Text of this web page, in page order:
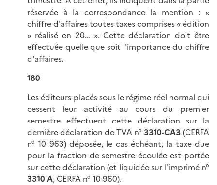
réservée à la correspondance la mention : «
chiffre d'affaires toutes taxes comprises « édition
» réalisé en 20... ». Cette déclaration doit être
effectuée quelle que soit l'importance du chiffre
d'affaires.
180
Les éditeurs placés sous le régime réel normal qui
cessent leur activité au cours du premier
semestre effectuent cette déclaration sur la
dernière déclaration de TVA n° 3310-CA3 (CERFA
n° 10 963) déposée, le cas échéant, la taxe due
pour la fraction de semestre écoulée est portée
sur cette déclaration (et liquidée sur l'imprimé n°
3310 A, CERFA n° 10 960).